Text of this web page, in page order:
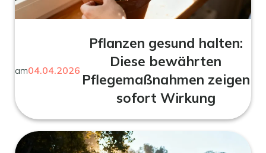
am04.04.2026
Pflanzen gesund halten:
Diese bewährten
Pflegemaßnahmen zeigen
sofort Wirkung